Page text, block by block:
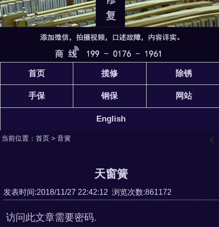
首页 揽修 除锈
手保 钢保 网站
English
当前位置： 首页> 音簧 󰊒
天窗簧
发表时间:2018/11/27 22:42:12 浏览次数:861172
访问此文章需要密码.